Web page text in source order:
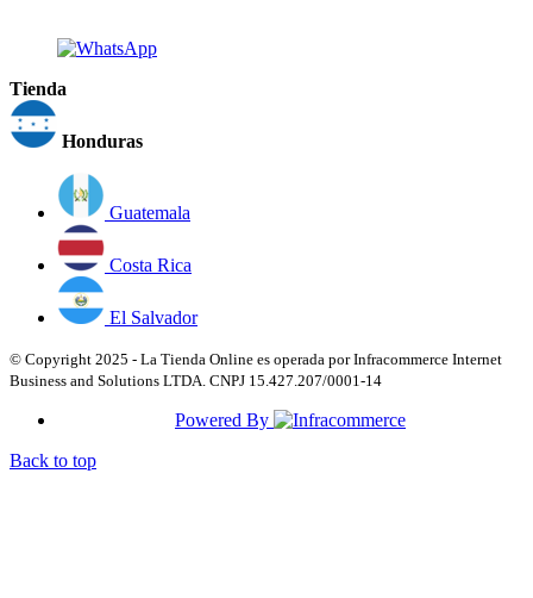
Tienda
Honduras
Guatemala
Costa Rica
El Salvador
© Copyright 2025 - La Tienda Online es operada por Infracommerce Internet
Business and Solutions LTDA. CNPJ 15.427.207/0001-14
Powered By
Back to top